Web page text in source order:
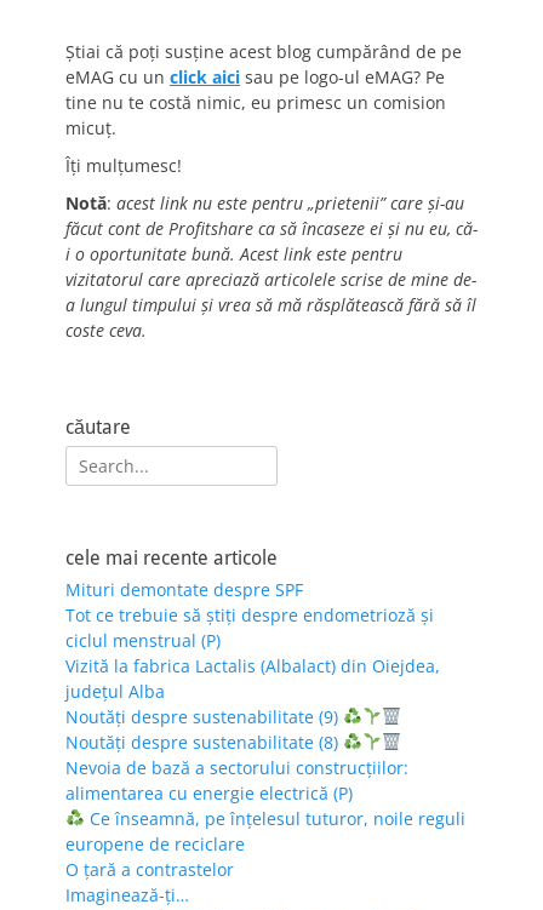
Știai că poți susține acest blog cumpărând de pe
eMAG cu un click aici sau pe logo-ul eMAG? Pe
tine nu te costă nimic, eu primesc un comision
micuț.
Îți mulțumesc!
Notă: acest link nu este pentru „prietenii” care și-au
făcut cont de Profitshare ca să încaseze ei și nu eu, că-
i o oportunitate bună. Acest link este pentru
vizitatorul care apreciază articolele scrise de mine de-
a lungul timpului și vrea să mă răsplătească fără să îl
coste ceva.
căutare
Search
for:
cele mai recente articole
Mituri demontate despre SPF
Tot ce trebuie să știți despre endometrioză și
ciclul menstrual (P)
Vizită la fabrica Lactalis (Albalact) din Oiejdea,
județul Alba
Noutăți despre sustenabilitate (9)
Noutăți despre sustenabilitate (8)
Nevoia de bază a sectorului construcțiilor:
alimentarea cu energie electrică (P)
Ce înseamnă, pe înțelesul tuturor, noile reguli
europene de reciclare
O țară a contrastelor
Imaginează-ți…